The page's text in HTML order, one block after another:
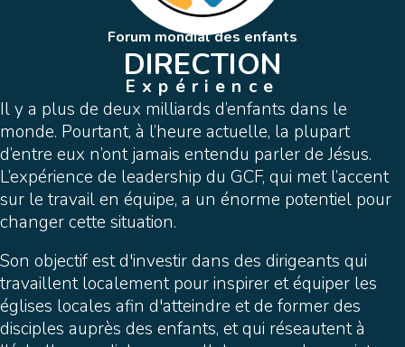
Forum mondial des enfants
DIRECTION
Expérience
Il y a plus de deux milliards d’enfants dans le
monde. Pourtant, à l’heure actuelle, la plupart
d’entre eux n’ont jamais entendu parler de Jésus.
L’expérience de leadership du GCF, qui met l’accent
sur le travail en équipe, a un énorme potentiel pour
changer cette situation.
Son objectif est d'investir dans des dirigeants qui
travaillent localement pour inspirer et équiper les
églises locales afin d'atteindre et de former des
disciples auprès des enfants, et qui réseautent à